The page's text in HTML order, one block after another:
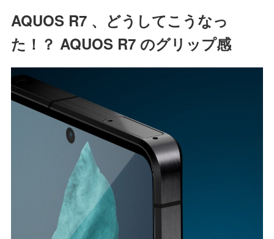
AQUOS R7 、どうしてこうなっ
た！？ AQUOS R7 のグリップ感